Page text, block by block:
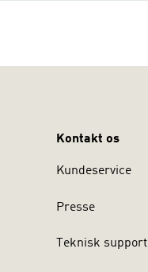
Kontakt os
Kundeservice
Presse
Teknisk support